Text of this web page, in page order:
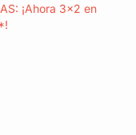
¡Ahora 3x2 en